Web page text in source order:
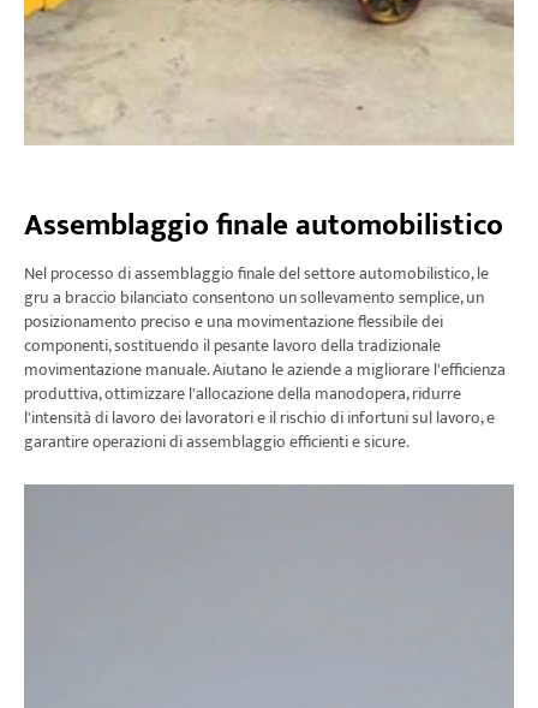
Assemblaggio finale automobilistico
Nel processo di assemblaggio finale del settore automobilistico, le
gru a braccio bilanciato consentono un sollevamento semplice, un
posizionamento preciso e una movimentazione flessibile dei
componenti, sostituendo il pesante lavoro della tradizionale
movimentazione manuale. Aiutano le aziende a migliorare l'efficienza
produttiva, ottimizzare l'allocazione della manodopera, ridurre
l'intensità di lavoro dei lavoratori e il rischio di infortuni sul lavoro, e
garantire operazioni di assemblaggio efficienti e sicure.